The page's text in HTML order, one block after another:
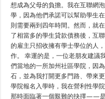
요
傳
統
月，
請
掌
控
您
的
來
想成為父母的負擔。我在互聯網
學，因為他們承諾可以幫助學生
則需要兩到四年時間。然而，就
了相當多的學生貸款債務後，互
的雇主只招收擁有學士學位的人
作。 幸運的是，一位老朋友建
們當地的一所加州社區學院，因
石，並為我打開更多門路、帶來
學院報名入學時，我在營利性學
那時面臨著一個艱難的抉擇——